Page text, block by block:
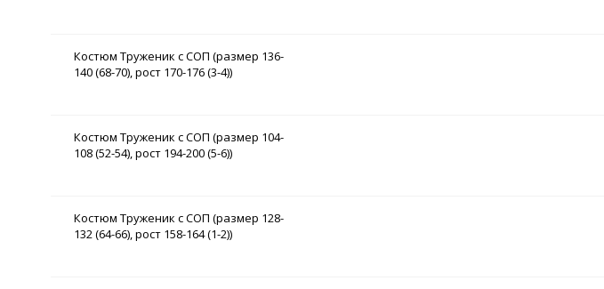
Костюм Труженик с СОП (размер 136-
140 (68-70), рост 170-176 (3-4))
Костюм Труженик с СОП (размер 104-
108 (52-54), рост 194-200 (5-6))
Костюм Труженик с СОП (размер 128-
132 (64-66), рост 158-164 (1-2))